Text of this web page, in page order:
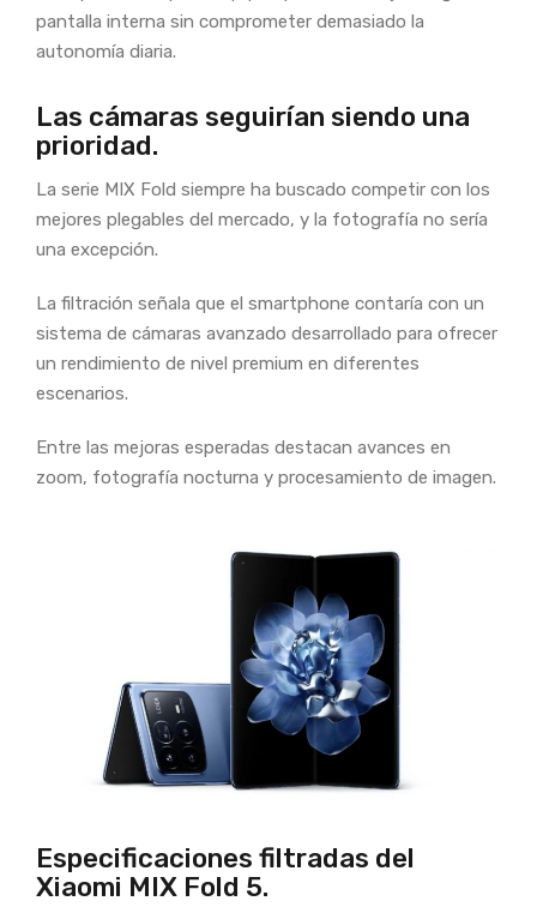
pantalla interna sin comprometer demasiado la
autonomía diaria.
Las cámaras seguirían siendo una
prioridad.
La serie MIX Fold siempre ha buscado competir con los
mejores plegables del mercado, y la fotografía no sería
una excepción.
La filtración señala que el smartphone contaría con un
sistema de cámaras avanzado desarrollado para ofrecer
un rendimiento de nivel premium en diferentes
escenarios.
Entre las mejoras esperadas destacan avances en
zoom, fotografía nocturna y procesamiento de imagen.
Especificaciones filtradas del
Xiaomi MIX Fold 5.